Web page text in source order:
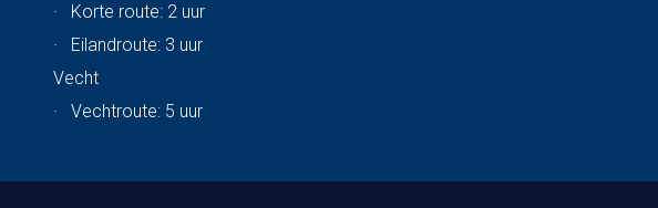
·
Korte route: 2 uur
·
Eilandroute: 3 uur
Vecht
·
Vechtroute: 5 uur